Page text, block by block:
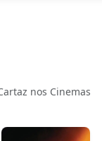
nos Cinemas